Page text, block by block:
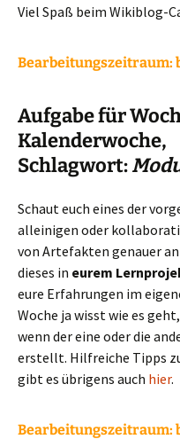
Viel Spaß beim Wikiblog-
Bearbeitungszeitraum:
Aufgabe für
Kalenderwoche,
Schlagwort:
Schaut euch eines der
alleinigen oder
von Artefakten genauer
dieses in eurem
eure Erfahrungen im
Woche ja wisst wie es
wenn der eine oder die
erstellt. Hilfreiche Tipps
gibt es übrigens auch hier.
Bearbeitungszeitraum: